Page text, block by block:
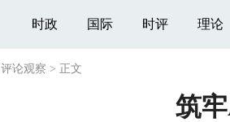
时政 国际 时评 理论
评论观察 > 正文
筑